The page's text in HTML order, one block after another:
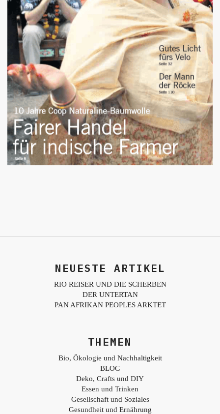
NEUESTE ARTIKEL
RIO REISER UND DIE SCHERBEN
DER UNTERTAN
PAN AFRIKAN PEOPLES ARKTET
THEMEN
Bio, Ökologie und Nachhaltigkeit
BLOG
Deko, Crafts und DIY
Essen und Trinken
Gesellschaft und Soziales
Gesundheit und Ernährung